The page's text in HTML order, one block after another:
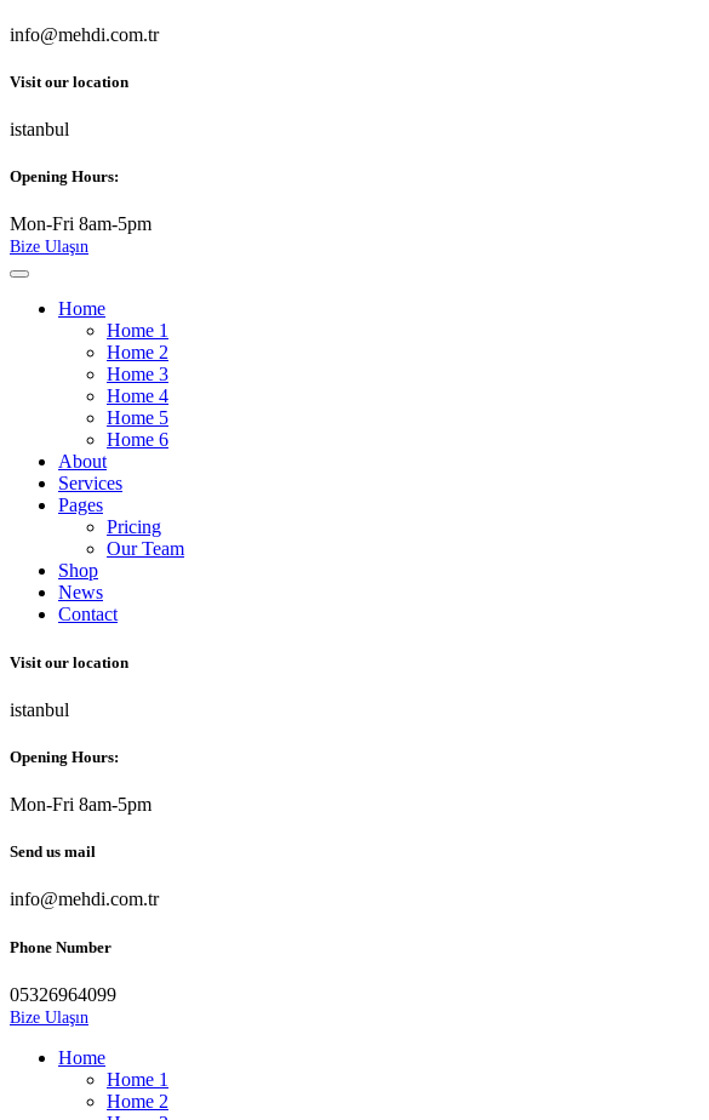
info@mehdi.com.tr
Visit our location
istanbul
Opening Hours:
Mon-Fri 8am-5pm
Bize Ulaşın
Home
Home 1
Home 2
Home 3
Home 4
Home 5
Home 6
About
Services
Pages
Pricing
Our Team
Shop
News
Contact
Visit our location
istanbul
Opening Hours:
Mon-Fri 8am-5pm
Send us mail
info@mehdi.com.tr
Phone Number
05326964099
Bize Ulaşın
Home
Home 1
Home 2